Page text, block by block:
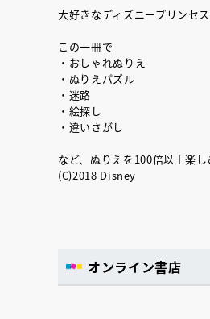
大好きなディズニープリンセ
この一冊で
・おしゃれぬりえ
・ぬりえパズル
・迷路
・絵探し
・違いさがし
など、ぬりえを100倍以上楽し
(C)2018 Disney
オンライン書店